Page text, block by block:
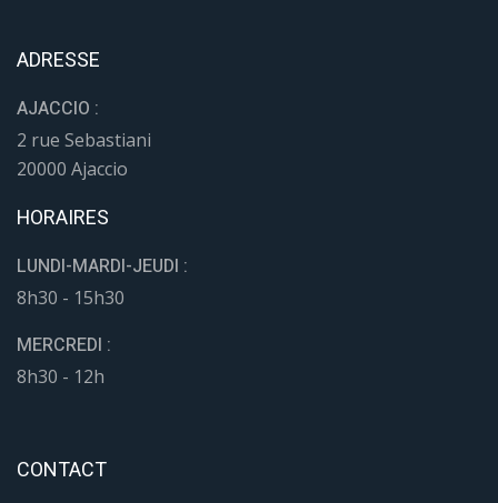
ADRESSE
AJACCIO :
2 rue Sebastiani
20000 Ajaccio
HORAIRES
LUNDI-MARDI-JEUDI :
8h30 - 15h30
MERCREDI :
8h30 - 12h
CONTACT